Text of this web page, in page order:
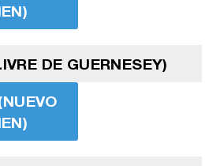
DE GUERNESEY)